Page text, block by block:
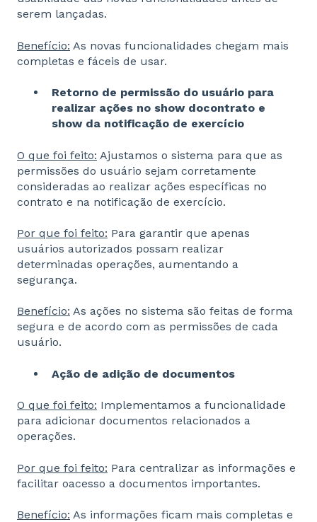
serem lançadas.
Benefício: As novas funcionalidades chegam mais
completas e fáceis de usar.
Retorno de permissão do usuário para
realizar ações no show docontrato e
show da notificação de exercício
O que foi feito: Ajustamos o sistema para que as
permissões do usuário sejam corretamente
consideradas ao realizar ações específicas no
contrato e na notificação de exercício.
Por que foi feito: Para garantir que apenas
usuários autorizados possam realizar
determinadas operações, aumentando a
segurança.
Benefício: As ações no sistema são feitas de forma
segura e de acordo com as permissões de cada
usuário.
Ação de adição de documentos
O que foi feito: Implementamos a funcionalidade
para adicionar documentos relacionados a
operações.
Por que foi feito: Para centralizar as informações e
facilitar oacesso a documentos importantes.
Benefício: As informações ficam mais completas e